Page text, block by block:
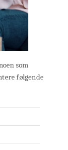
som
følgende